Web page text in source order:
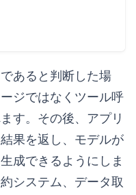
あると判断した場
ジではなくツール呼
す。その後、アプリ
果を返し、モデルが
成できるようにしま
システム、データ取